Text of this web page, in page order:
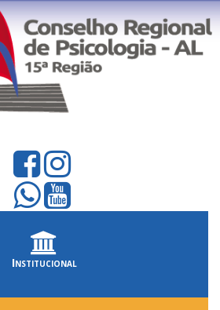
Institucional